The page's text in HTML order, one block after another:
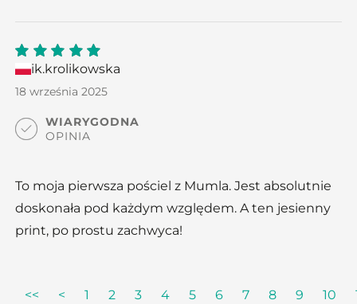
5out
of 5
ik.krolikowska
18 września 2025
WIARYGODNA
OPINIA
To moja pierwsza pościel z Mumla. Jest absolutnie
doskonała pod każdym względem. A ten jesienny
print, po prostu zachwyca!
<< < 1 2 3 4 5 6 7 8 9 10